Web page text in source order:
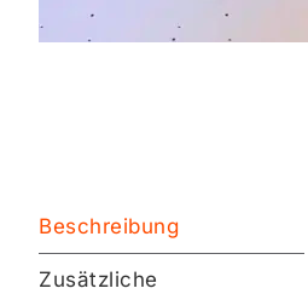
Beschreibung
Zusätzliche